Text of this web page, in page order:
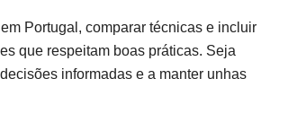
Portugal, comparar técnicas e incluir
que respeitam boas práticas. Seja
informadas e a manter unhas